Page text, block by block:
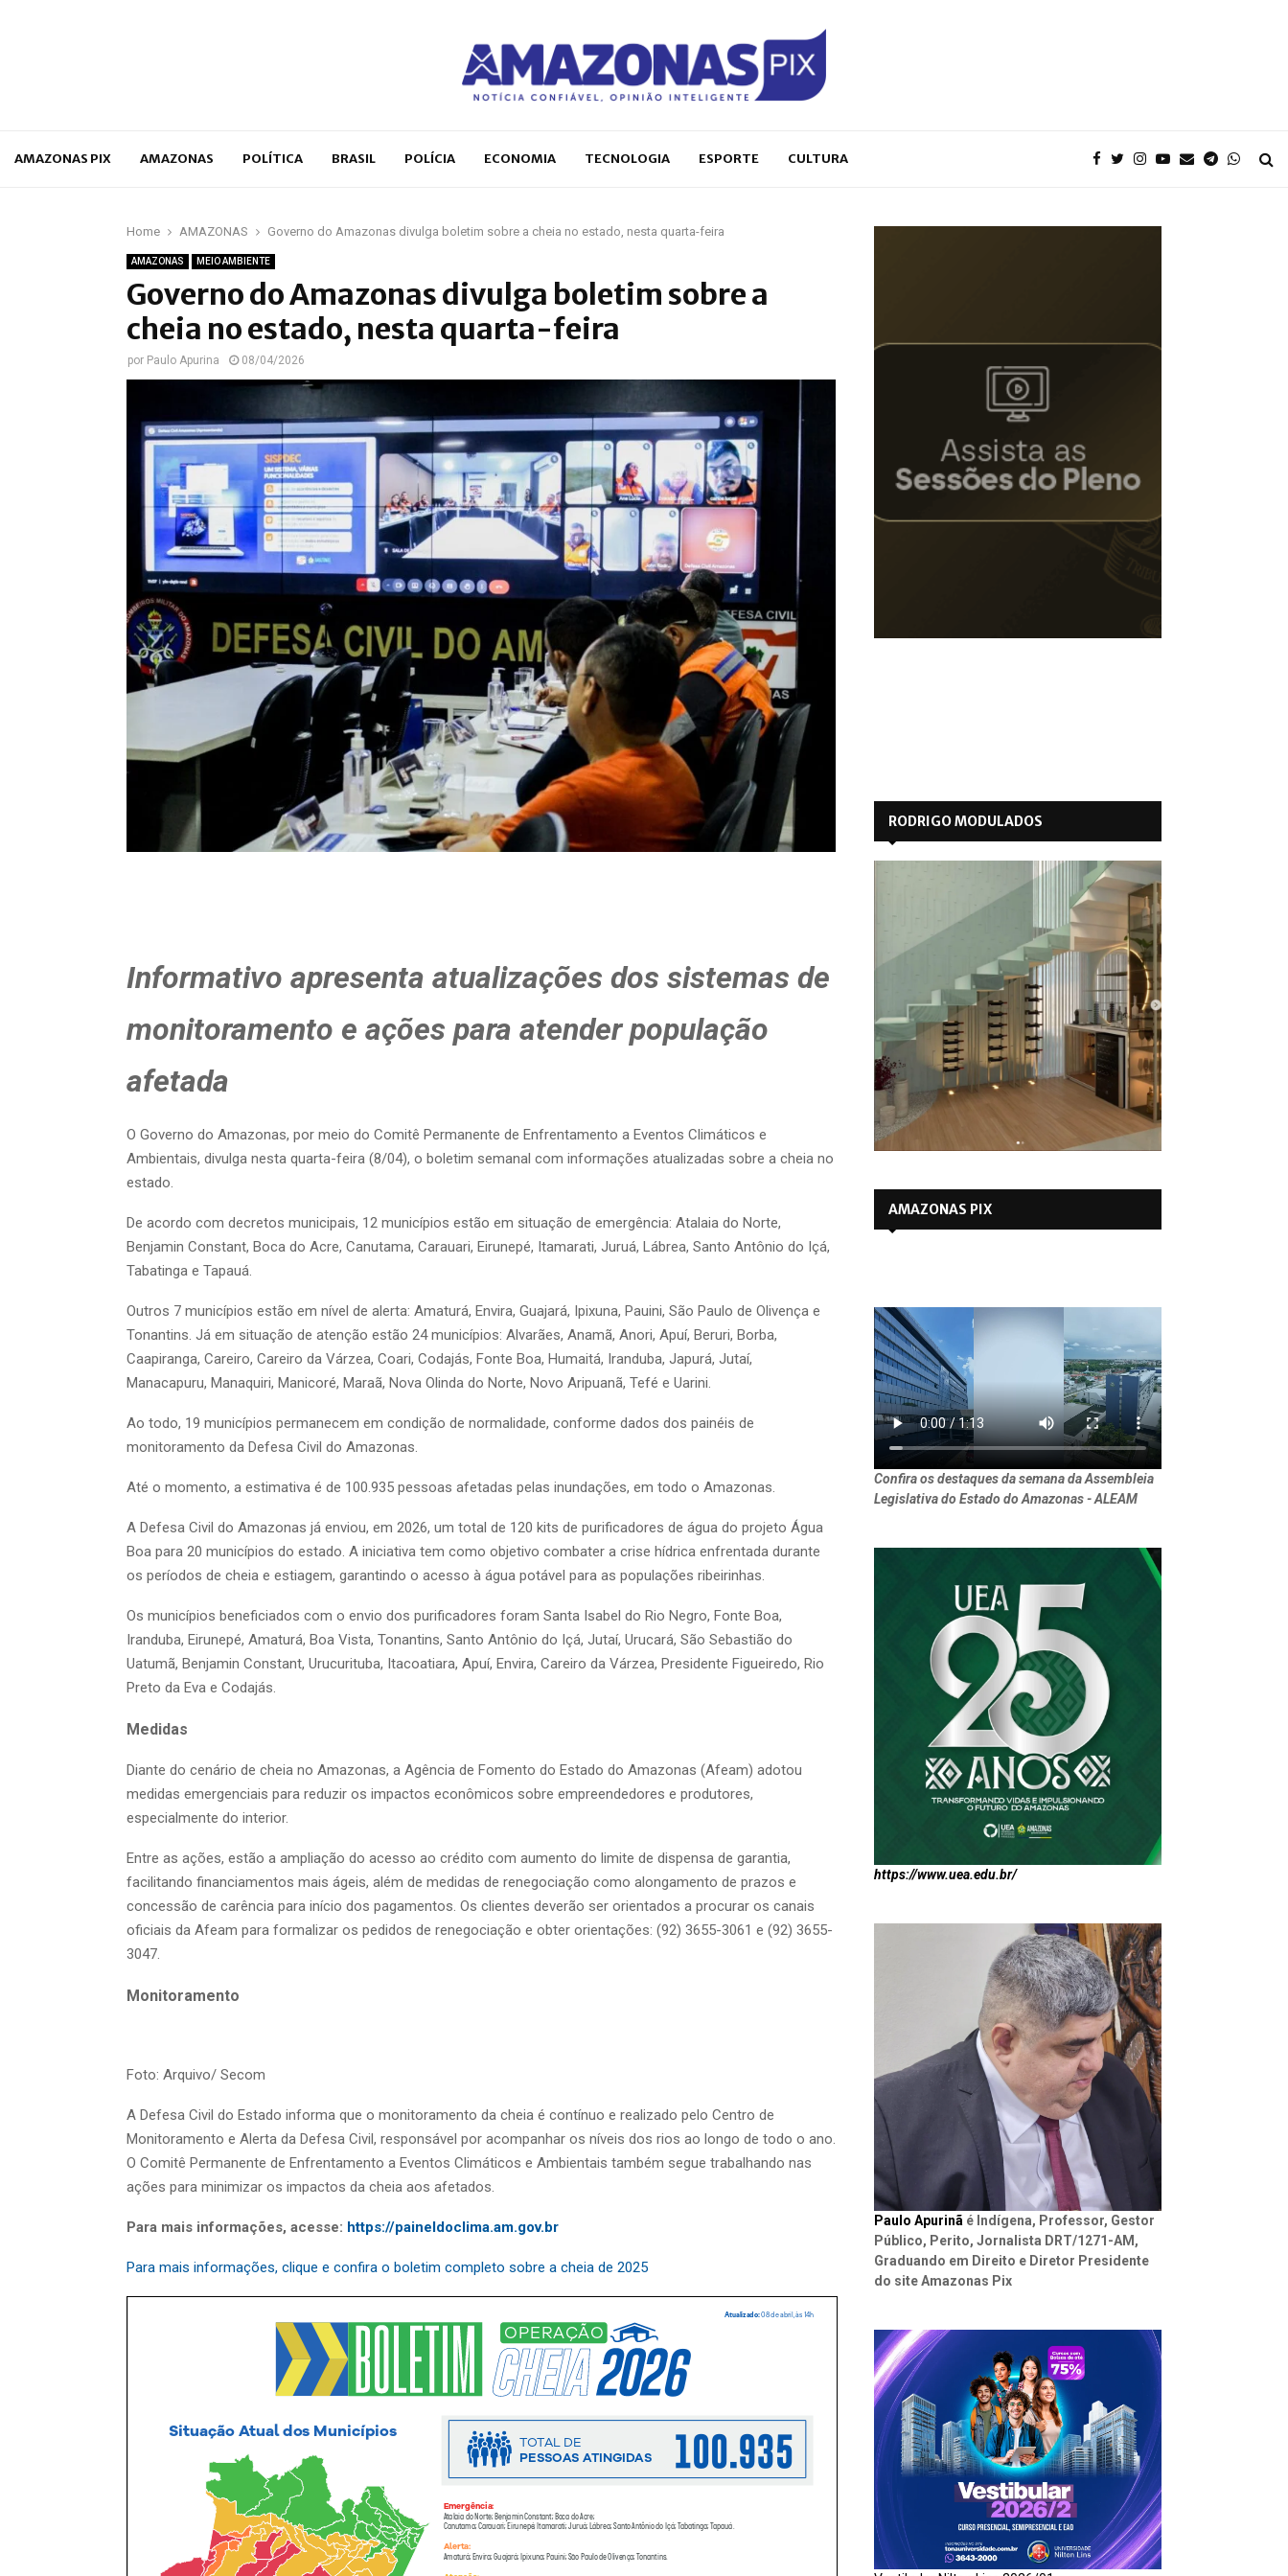
AMAZONAS PIX AMAZONAS POLÍTICA BRASIL POLÍCIA ECONOMIA TECNOLOGIA ESPORTE CULTURA
Home AMAZONAS Governo do Amazonas divulga boletim sobre a cheia no estado, nesta quarta-feira
AMAZONAS MEIO AMBIENTE
Governo do Amazonas divulga boletim sobre a
cheia no estado, nesta quarta-feira
por Paulo Apurina 08/04/2026
Informativo apresenta atualizações dos sistemas de
monitoramento e ações para atender população
afetada
O Governo do Amazonas, por meio do Comitê Permanente de Enfrentamento a Eventos Climáticos e
Ambientais, divulga nesta quarta-feira (8/04), o boletim semanal com informações atualizadas sobre a cheia no
estado.
De acordo com decretos municipais, 12 municípios estão em situação de emergência: Atalaia do Norte,
Benjamin Constant, Boca do Acre, Canutama, Carauari, Eirunepé, Itamarati, Juruá, Lábrea, Santo Antônio do Içá,
Tabatinga e Tapauá.
Outros 7 municípios estão em nível de alerta: Amaturá, Envira, Guajará, Ipixuna, Pauini, São Paulo de Olivença e
Tonantins. Já em situação de atenção estão 24 municípios: Alvarães, Anamã, Anori, Apuí, Beruri, Borba,
Caapiranga, Careiro, Careiro da Várzea, Coari, Codajás, Fonte Boa, Humaitá, Iranduba, Japurá, Jutaí,
Manacapuru, Manaquiri, Manicoré, Maraã, Nova Olinda do Norte, Novo Aripuanã, Tefé e Uarini.
Ao todo, 19 municípios permanecem em condição de normalidade, conforme dados dos painéis de
monitoramento da Defesa Civil do Amazonas.
Até o momento, a estimativa é de 100.935 pessoas afetadas pelas inundações, em todo o Amazonas.
A Defesa Civil do Amazonas já enviou, em 2026, um total de 120 kits de purificadores de água do projeto Água
Boa para 20 municípios do estado. A iniciativa tem como objetivo combater a crise hídrica enfrentada durante
os períodos de cheia e estiagem, garantindo o acesso à água potável para as populações ribeirinhas.
Os municípios beneficiados com o envio dos purificadores foram Santa Isabel do Rio Negro, Fonte Boa,
Iranduba, Eirunepé, Amaturá, Boa Vista, Tonantins, Santo Antônio do Içá, Jutaí, Urucará, São Sebastião do
Uatumã, Benjamin Constant, Urucurituba, Itacoatiara, Apuí, Envira, Careiro da Várzea, Presidente Figueiredo, Rio
Preto da Eva e Codajás.
Medidas
Diante do cenário de cheia no Amazonas, a Agência de Fomento do Estado do Amazonas (Afeam) adotou
medidas emergenciais para reduzir os impactos econômicos sobre empreendedores e produtores,
especialmente do interior.
Entre as ações, estão a ampliação do acesso ao crédito com aumento do limite de dispensa de garantia,
facilitando financiamentos mais ágeis, além de medidas de renegociação como alongamento de prazos e
concessão de carência para início dos pagamentos. Os clientes deverão ser orientados a procurar os canais
oficiais da Afeam para formalizar os pedidos de renegociação e obter orientações: (92) 3655-3061 e (92) 3655-
3047.
Monitoramento
Foto: Arquivo/ Secom
A Defesa Civil do Estado informa que o monitoramento da cheia é contínuo e realizado pelo Centro de
Monitoramento e Alerta da Defesa Civil, responsável por acompanhar os níveis dos rios ao longo de todo o ano.
O Comitê Permanente de Enfrentamento a Eventos Climáticos e Ambientais também segue trabalhando nas
ações para minimizar os impactos da cheia aos afetados.
Para mais informações, acesse: https://paineldoclima.am.gov.br
Para mais informações, clique e confira o boletim completo sobre a cheia de 2025
RODRIGO MODULADOS
AMAZONAS PIX
Confira os destaques da semana da Assembleia
Legislativa do Estado do Amazonas - ALEAM
https://www.uea.edu.br/
Paulo Apurinã é Indígena, Professor, Gestor
Público, Perito, Jornalista DRT/1271-AM,
Graduando em Direito e Diretor Presidente
do site Amazonas Pix